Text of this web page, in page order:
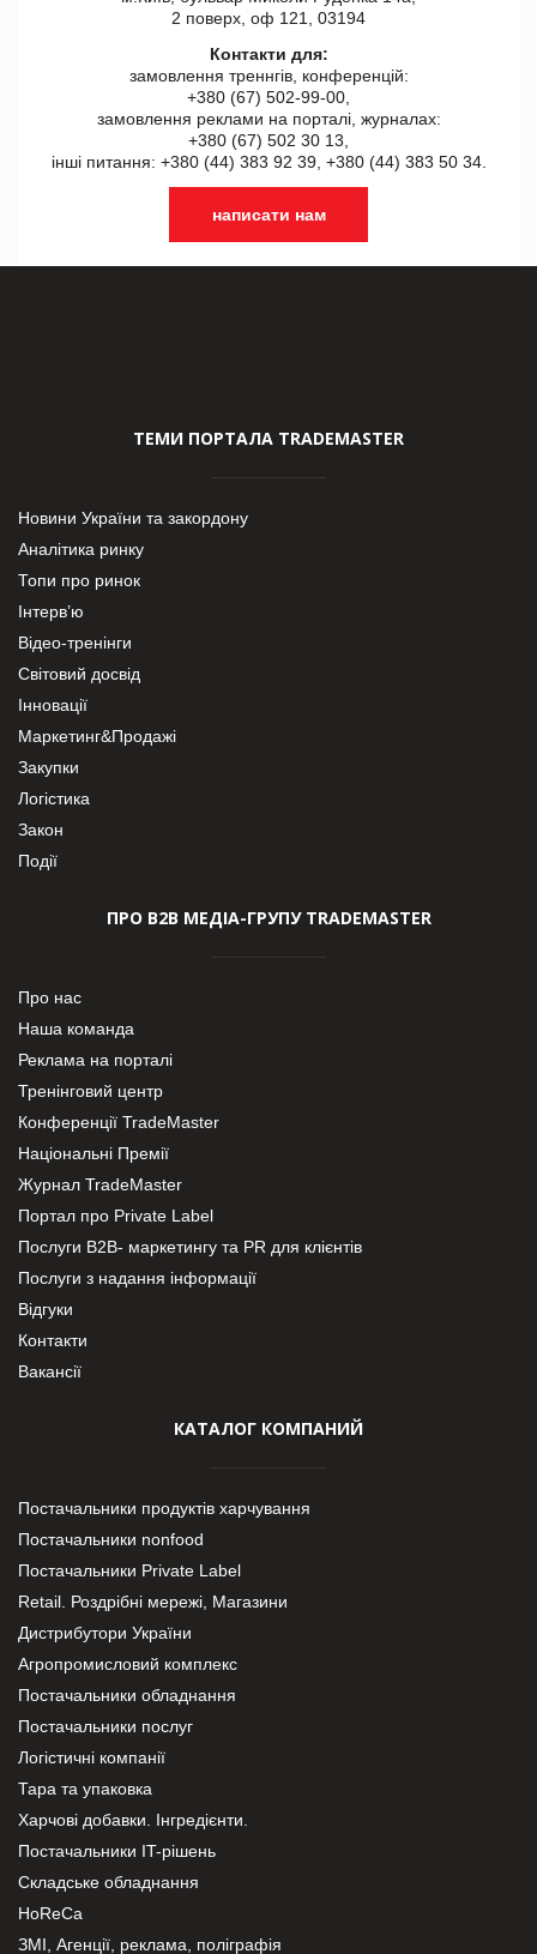
2 поверх, оф 121, 03194
Контакти для:
замовлення треннгів, конференцій:
+380 (67) 502-99-00,
замовлення реклами на порталі, журналах:
+380 (67) 502 30 13,
інші питання: +380 (44) 383 92 39, +380 (44) 383 50 34.
написати нам
ТЕМИ ПОРТАЛА TRADEMASTER
Новини України та закордону
Аналітика ринку
Топи про ринок
Інтерв’ю
Відео-тренінги
Світовий досвід
Інновації
Маркетинг&Продажі
Закупки
Логістика
Закон
Події
ПРО В2В МЕДІА-ГРУПУ TRADEMASTER
Про нас
Наша команда
Реклама на порталі
Тренінговий центр
Конференції TradeMaster
Національні Премії
Журнал TradeMaster
Портал про Private Label
Послуги В2В- маркетингу та PR для клієнтів
Послуги з надання інформації
Відгуки
Контакти
Вакансії
КАТАЛОГ КОМПАНИЙ
Постачальники продуктів харчування
Постачальники nonfood
Постачальники Private Label
Retail. Роздрібні мережі, Магазини
Дистрибутори України
Агропромисловий комплекс
Постачальники обладнання
Постачальники послуг
Логістичні компанії
Тара та упаковка
Харчові добавки. Інгредієнти.
Постачальники IT-рішень
Складське обладнання
HoReCa
ЗМІ, Агенції, реклама, поліграфія